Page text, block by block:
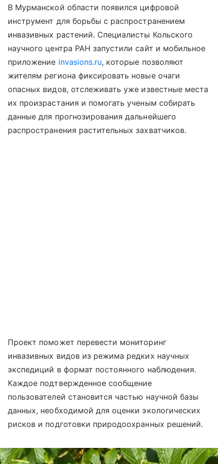
В Мурманской области появился цифровой
инструмент для борьбы с распространением
инвазивных растений. Специалисты Кольского
научного центра РАН запустили сайт и мобильное
приложение invasions.ru, которые позволяют
жителям региона фиксировать новые очаги
опасных видов, отслеживать уже известные места
их произрастания и помогать ученым собирать
данные для прогнозирования дальнейшего
распространения растительных захватчиков.
Проект поможет перевести мониторинг
инвазивных видов из режима редких научных
экспедиций в формат постоянного наблюдения.
Каждое подтвержденное сообщение
пользователей становится частью научной базы
данных, необходимой для оценки экологических
рисков и подготовки природоохранных решений.